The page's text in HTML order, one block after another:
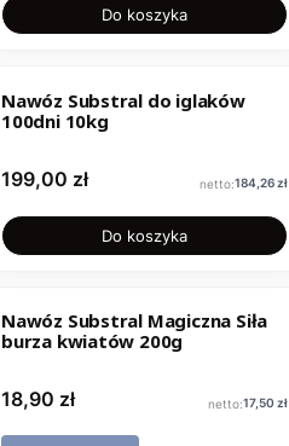
Do koszyka
Nawóz Substral do iglaków
100dni 10kg
Cena
199,00 zł Cena
184,26 zł
Do koszyka
Nawóz Substral Magiczna Siła
burza kwiatów 200g
Cena
18,90 zł Cena
17,50 zł